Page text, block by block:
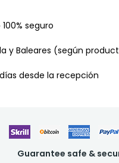
seguro
y Baleares (según
desde la recepción
Guarantee safe &